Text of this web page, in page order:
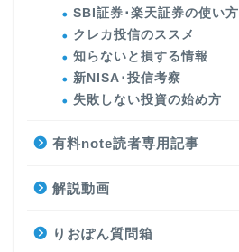
SBI証券･楽天証券の使い方
クレカ投信のススメ
知らないと損する情報
新NISA･投信考察
失敗しない投資の始め方
有料note読者専用記事
解説動画
りおぽん質問箱